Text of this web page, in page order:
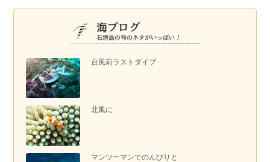
台風前ラストダイブ
北風に
マンツーマンでのんびりと